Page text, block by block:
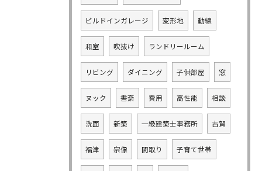
ビルドインガレージ 変形地 動線
和室 吹抜け ランドリールーム
リビング ダイニング 子供部屋 窓
ヌック 書斎 費用 高性能 相談
洗面 新築 一級建築士事務所 古賀
福津 宗像 間取り 子育て世帯